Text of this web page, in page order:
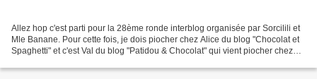
Allez hop c'est parti pour la 28ème ronde interblog organisée par Sorcilili et
Mle Banane. Pour cette fois, je dois piocher chez Alice du blog "Chocolat et
Spaghetti" et c'est Val du blog "Patidou & Chocolat" qui vient piocher chez